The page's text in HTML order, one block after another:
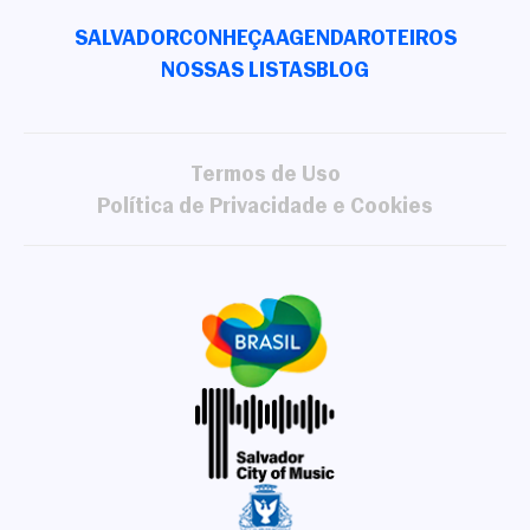
SALVADORCONHEÇAAGENDAROTEIROS
NOSSAS LISTASBLOG
Termos de Uso
Política de Privacidade e Cookies